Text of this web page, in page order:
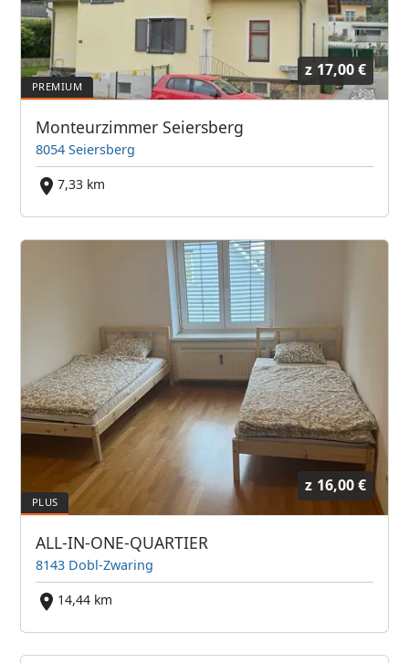
z 17,00 €
Monteurzimmer Seiersberg
8054 Seiersberg
7,33 km
z 16,00 €
ALL-IN-ONE-QUARTIER
8143 Dobl-Zwaring
14,44 km